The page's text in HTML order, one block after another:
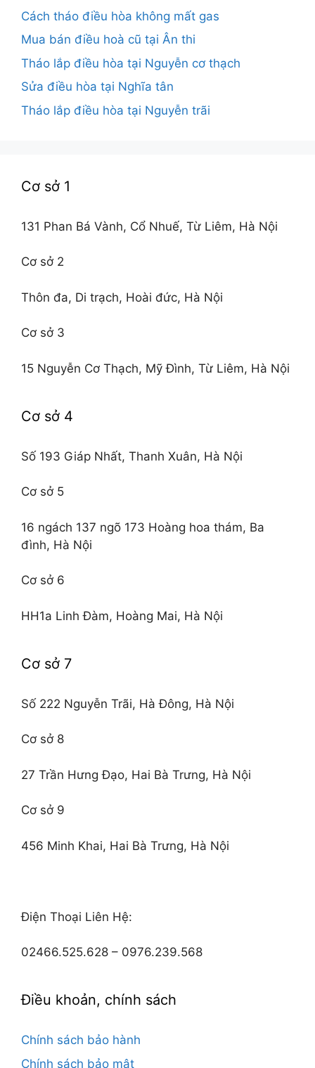
Cách tháo điều hòa không mất gas
Mua bán điều hoà cũ tại Ân thi
Tháo lắp điều hòa tại Nguyễn cơ thạch
Sửa điều hòa tại Nghĩa tân
Tháo lắp điều hòa tại Nguyễn trãi
Cơ sở 1
131 Phan Bá Vành, Cổ Nhuế, Từ Liêm, Hà Nội
Cơ sở 2
Thôn đa, Di trạch, Hoài đức, Hà Nội
Cơ sở 3
15 Nguyễn Cơ Thạch, Mỹ Đình, Từ Liêm, Hà Nội
Cơ sở 4
Số 193 Giáp Nhất, Thanh Xuân, Hà Nội
Cơ sở 5
16 ngách 137 ngõ 173 Hoàng hoa thám, Ba
đình, Hà Nội
Cơ sở 6
HH1a Linh Đàm, Hoàng Mai, Hà Nội
Cơ sở 7
Số 222 Nguyễn Trãi, Hà Đông, Hà Nội
Cơ sở 8
27 Trần Hưng Đạo, Hai Bà Trưng, Hà Nội
Cơ sở 9
456 Minh Khai, Hai Bà Trưng, Hà Nội
Điện Thoại Liên Hệ:
02466.525.628 – 0976.239.568
Điều khoản, chính sách
Chính sách bảo hành
Chính sách bảo mật